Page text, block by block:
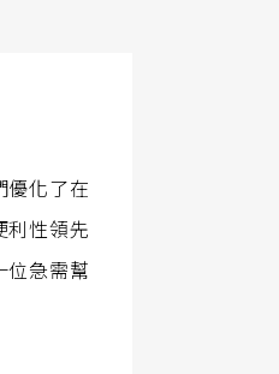
優化了在
利性領先
位急需幫